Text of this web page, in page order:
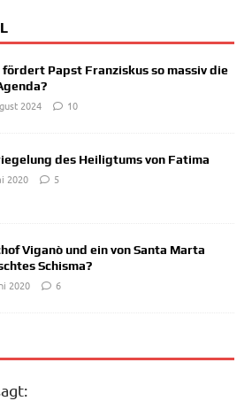
fördert Papst Franziskus so massiv die
2024
10
des Heiligtums von Fatima
2020
5
Viganò und ein von Santa Marta
Schisma?
2020
6